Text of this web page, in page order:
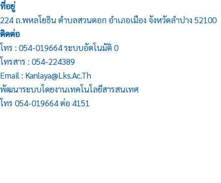
ที่อยู่
224 ถ.พหลโยธิน ตำบลสวนดอก อำเภอเมือง จังหวัดลำปาง 52100
ติดต่อ
โทร : 054-019664 ระบบอัตโนมัติ 0
โทรสาร : 054-224389
Email : Kanlaya@lks.ac.th
พัฒนาระบบโดยงานเทคโนโลยีสารสนเทศ
โทร 054-019664 ต่อ 4151